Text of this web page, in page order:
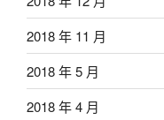
2018 年 11 月
2018 年 5 月
2018 年 4 月